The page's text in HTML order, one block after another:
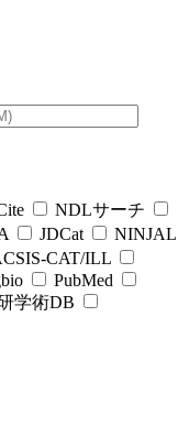
NDLサーチ
JDCat
NINJAL
CAT/ILL
PubMed
学術DB